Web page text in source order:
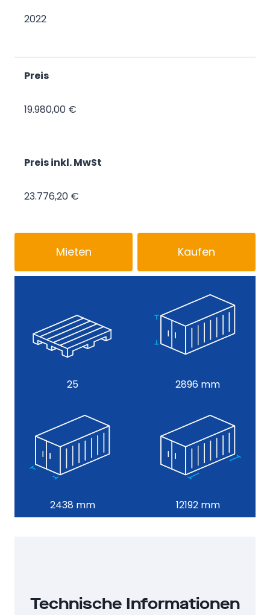
2022
Preis
19.980,00 €
Preis inkl. MwSt
23.776,20 €
Mieten Kaufen
25 2896 mm
2438 mm 12192 mm
Technische Informationen